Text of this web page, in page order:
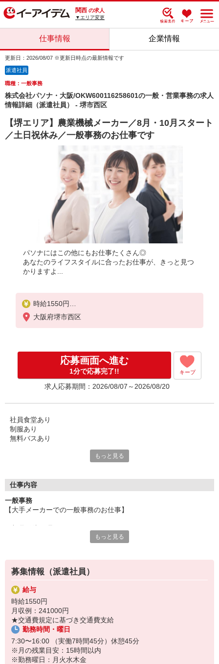
関西 の求人
▼エリア変更
仕事情報 企業情報
更新日：2026/08/07 ※更新日時点の最新情報です
派遣社員
職種：一般事務
株式会社パソナ・大阪/OKW600116258601の一般・営業事務の求人
情報詳細（派遣社員） - 堺市西区
【堺エリア】農業機械メーカー／8月・10月スタート
／土日祝休み／一般事務のお仕事です
パソナにはこの他にもお仕事たくさん◎
あなたのライフスタイルに合ったお仕事が、きっと見つ
かりますよ...
時給1550円
月収例：241000円
★交通費規定に基づき交通費支給
大阪府堺市西区
応募画面へ進む
1分で応募完了!! キープ
求人応募期間：2026/08/07～2026/08/20
社員食堂あり
制服あり
無料バスあり
高時給の関西圏事務のお仕事多数！
高時給が魅力のパソナで、新しいスタート！
有給休暇（半休取得可）や交通費支給をはじめ、
「やりがいのある仕事にチャレンジしたい」
あなたのそんな思いを応援しています！
もっと見る
仕事内容
一般事務
【大手メーカーでの一般事務のお仕事】
＜お仕事ポイント＞
・一般事務のご経験があればOK♪
・食堂あり（一食700円くらいで利用OK）
・石津川駅から無料の社バスが運行中♪
半年後から車通勤OK！
・開始日相談OK！
（お仕事番号：600116258601）
もっと見る
募集情報（派遣社員）
給与
時給1550円
月収例：241000円
★交通費規定に基づき交通費支給
勤務時間・曜日
7:30〜16:00 （実働7時間45分）休憩45分
※月の残業目安：15時間以内
※勤務曜日：月火水木金